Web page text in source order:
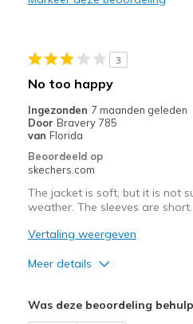
View On Shoes
Shoes are
3
No too happy
Ingezonden 7 maanden geleden
Door Bravery 785
van Florida
Beoordeeld op
skechers.com
The jacket is soft, but it is not
weather. The sleeves are
Vertaling weergeven
Meer details
Was deze beoordeling